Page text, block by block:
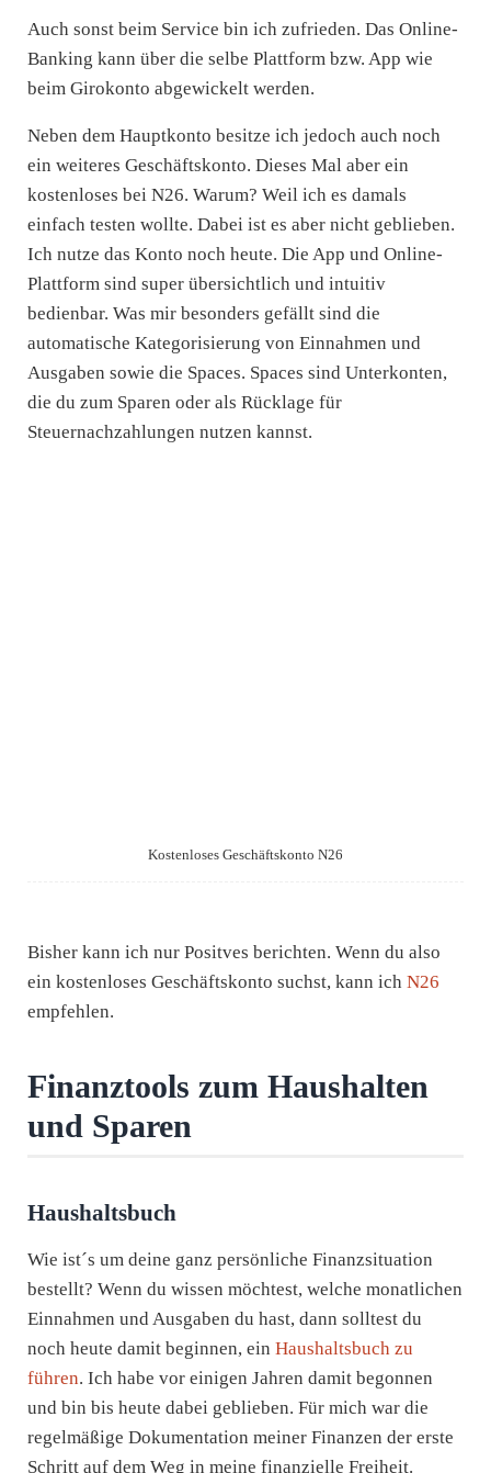
Auch sonst beim Service bin ich zufrieden. Das Online-
Banking kann über die selbe Plattform bzw. App wie
beim Girokonto abgewickelt werden.
Neben dem Hauptkonto besitze ich jedoch auch noch
ein weiteres Geschäftskonto. Dieses Mal aber ein
kostenloses bei N26. Warum? Weil ich es damals
einfach testen wollte. Dabei ist es aber nicht geblieben.
Ich nutze das Konto noch heute. Die App und Online-
Plattform sind super übersichtlich und intuitiv
bedienbar. Was mir besonders gefällt sind die
automatische Kategorisierung von Einnahmen und
Ausgaben sowie die Spaces. Spaces sind Unterkonten,
die du zum Sparen oder als Rücklage für
Steuernachzahlungen nutzen kannst.
Kostenloses Geschäftskonto N26
Bisher kann ich nur Positves berichten. Wenn du also
ein kostenloses Geschäftskonto suchst, kann ich N26
empfehlen.
Finanztools zum Haushalten
und Sparen
Haushaltsbuch
Wie ist´s um deine ganz persönliche Finanzsituation
bestellt? Wenn du wissen möchtest, welche monatlichen
Einnahmen und Ausgaben du hast, dann solltest du
noch heute damit beginnen, ein Haushaltsbuch zu
führen. Ich habe vor einigen Jahren damit begonnen
und bin bis heute dabei geblieben. Für mich war die
regelmäßige Dokumentation meiner Finanzen der erste
Schritt auf dem Weg in meine finanzielle Freiheit.